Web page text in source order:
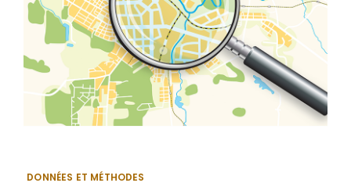
DONNÉES ET MÉTHODES